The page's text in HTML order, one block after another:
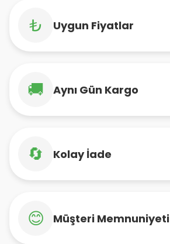
₺ Uygun Fiyatlar
🚚 Aynı Gün Kargo
🔄 Kolay İade
😊 Müşteri Memnuniyeti